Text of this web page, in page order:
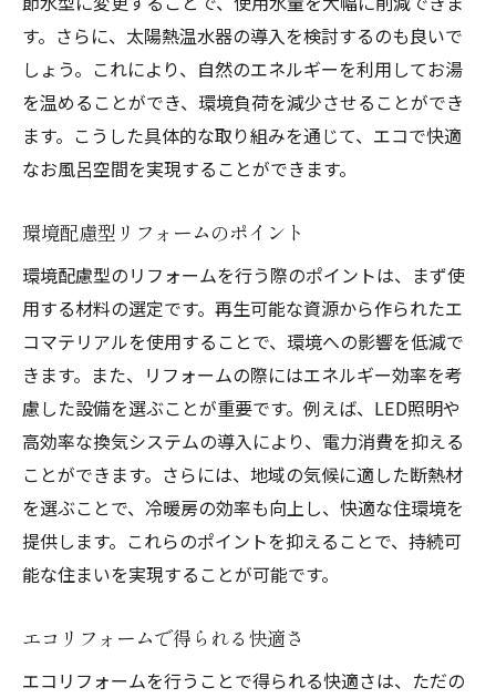
す。さらに、太陽熱温水器の導入を検討するのも良いで
しょう。これにより、自然のエネルギーを利用してお湯
を温めることができ、環境負荷を減少させることができ
ます。こうした具体的な取り組みを通じて、エコで快適
なお風呂空間を実現することができます。
環境配慮型リフォームのポイント
環境配慮型のリフォームを行う際のポイントは、まず使
用する材料の選定です。再生可能な資源から作られたエ
コマテリアルを使用することで、環境への影響を低減で
きます。また、リフォームの際にはエネルギー効率を考
慮した設備を選ぶことが重要です。例えば、LED照明や
高効率な換気システムの導入により、電力消費を抑える
ことができます。さらには、地域の気候に適した断熱材
を選ぶことで、冷暖房の効率も向上し、快適な住環境を
提供します。これらのポイントを抑えることで、持続可
能な住まいを実現することが可能です。
エコリフォームで得られる快適さ
エコリフォームを行うことで得られる快適さは、ただの